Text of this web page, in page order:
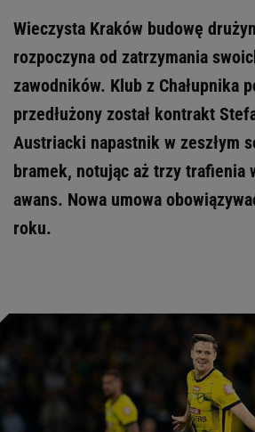
Wieczysta Kraków budowę
rozpoczyna od zatrzymania
zawodników. Klub z Chałupnika
przedłużony został kontrakt
Austriacki napastnik w zeszłym
bramek, notując aż trzy trafienia
awans. Nowa umowa
roku.